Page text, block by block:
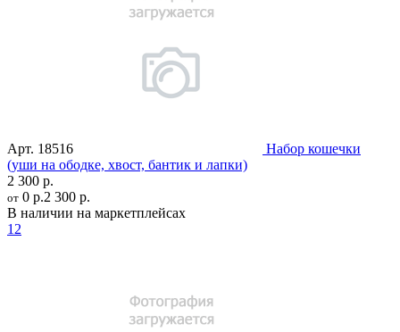
Арт. 18516
Набор кошечки
(уши на ободке, хвост, бантик и лапки)
2 300 р.
от 0 р.2 300 р.
В наличии на маркетплейсах
12